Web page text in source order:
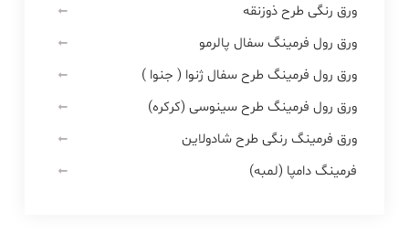
ورق رنگی طرح ذوزنقه
ورق رول فرمینگ سفال پالرمو
ورق رول فرمینگ طرح سفال ژنوا ( جنوا )
ورق رول فرمینگ طرح سینوسی (کرکره)
ورق فرمینگ رنگی طرح شادولاین
فرمینگ دامپا (لمبه)